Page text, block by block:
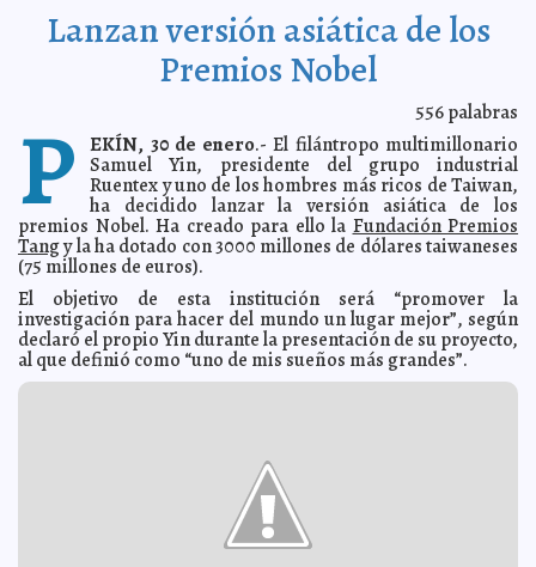
2013-01-31 07:05:40 Senador Menéndez niega haber ido con prostitutas
Mari Tere Menéndez Monforte
Dueño de la discoteca Kiss intenta suicidarse
Armas en EE. UU.: 'Muchos niños mueren.
Demasiados'.- Gabrielle Giffords
2013-01-31 06:57:34 Mexicanos cantan “Las Mañanitas” a Benedicto XVI Mari
Tere Menéndez Monforte
2013-01-31 06:55:48 Niega EPN pretender privatizar PEMEX A7
2013-01-31 06:52:13 Aplaza IFE multas a partidos A7
2013-01-31 06:49:40 Ardilla taxista
2013-01-31 06:42:13 Koalas se adaptan a la vida del zoológico Mari Tere
Menéndez Monforte
2013-01-31 06:40:13 PAN acude al TRIFE por reparto de tarjetas Monex
2013-01-31 06:38:21 Francia probará en humanos vacuna contra el VIHA7
HTML5 y solo HTML5: por favor, concéntrense en
Franz de J. Fortuny Loret de Mola
Micromer respalda esfuerzos de las féminas
Yucatán ocupa tercer lugar en dengue
Lanzan versión asiática de los
Premios Nobel
556palabras
P EKÍN, 30 de enero.- El filántropo multimillonario
Samuel Yin, presidente del grupo industrial
Ruentex y uno de los hombres más ricos de Taiwan,
ha decidido lanzar la versión asiática de los
premios Nobel. Ha creado para ello la Fundación Premios
Tangy la ha dotado con 3000 millones de dólares taiwaneses
(75 millones de euros).
El objetivo de esta institución será “promover la
investigación para hacer del mundo un lugar mejor”, según
declaró el propio Yin durante la presentación de su proyecto,
al que definió como “uno de mis sueños más grandes”.